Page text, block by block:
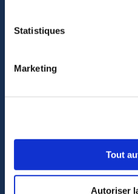
Statistiques
Marketing
Tout
Autoriser
À propos de nous
Carrières